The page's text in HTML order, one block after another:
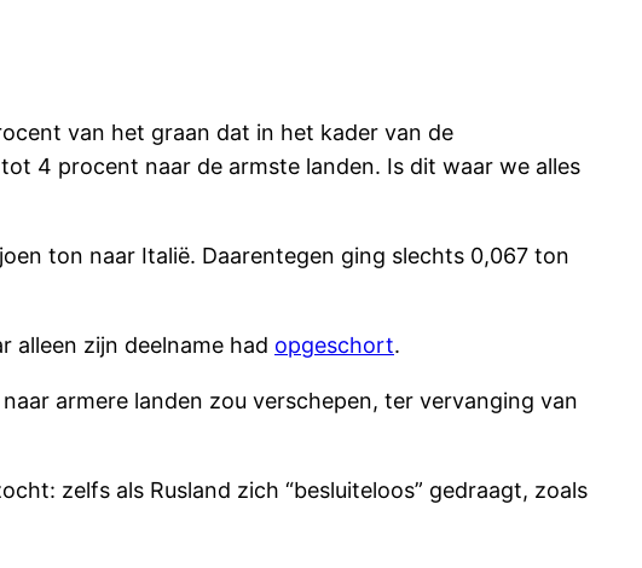
van het graan dat in het kader van de
4 procent naar de armste landen. Is dit waar we alles
ton naar Italië. Daarentegen ging slechts 0,067 ton
alleen zijn deelname had opgeschort.
armere landen zou verschepen, ter vervanging van
zelfs als Rusland zich “besluiteloos” gedraagt, zoals